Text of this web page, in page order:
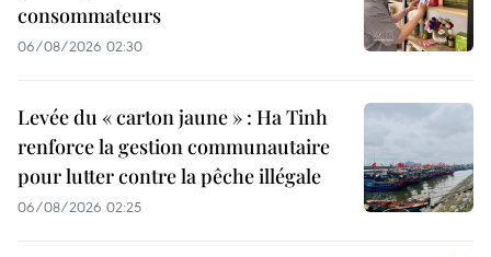
consommateurs
06/08/2026 02:30
Levée du « carton jaune » : Ha Tinh
renforce la gestion communautaire
pour lutter contre la pêche illégale
06/08/2026 02:25